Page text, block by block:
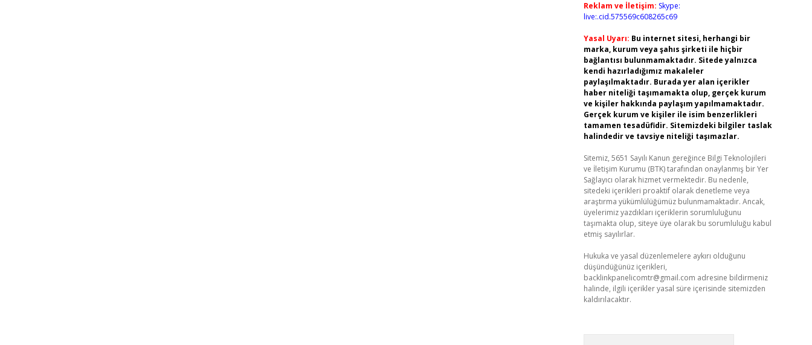
Reklam ve İletişim: Skype:
live:.cid.575569c608265c69
Yasal Uyarı: Bu internet sitesi, herhangi bir
marka, kurum veya şahıs şirketi ile hiçbir
bağlantısı bulunmamaktadır. Sitede yalnızca
kendi hazırladığımız makaleler
paylaşılmaktadır. Burada yer alan içerikler
haber niteliği taşımamakta olup, gerçek kurum
ve kişiler hakkında paylaşım yapılmamaktadır.
Gerçek kurum ve kişiler ile isim benzerlikleri
tamamen tesadüfidir. Sitemizdeki bilgiler taslak
halindedir ve tavsiye niteliği taşımazlar.
Sitemiz, 5651 Sayılı Kanun gereğince Bilgi Teknolojileri
ve İletişim Kurumu (BTK) tarafından onaylanmış bir Yer
Sağlayıcı olarak hizmet vermektedir. Bu nedenle,
sitedeki içerikleri proaktif olarak denetleme veya
araştırma yükümlülüğümüz bulunmamaktadır. Ancak,
üyelerimiz yazdıkları içeriklerin sorumluluğunu
taşımakta olup, siteye üye olarak bu sorumluluğu kabul
etmiş sayılırlar.
Hukuka ve yasal düzenlemelere aykırı olduğunu
düşündüğünüz içerikleri,
backlinkpanelicomtr@gmail.com adresine bildirmeniz
halinde, ilgili içerikler yasal süre içerisinde sitemizden
kaldırılacaktır.